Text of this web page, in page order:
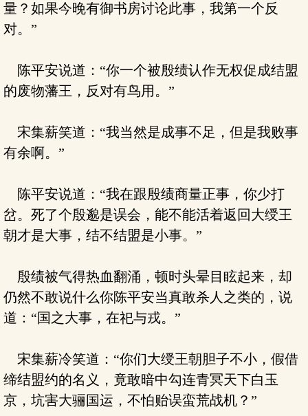
量？如果今晚有御书房讨论此事，我第一个反
对。”
陈平安说道：“你一个被殷绩认作无权促成结盟
的废物藩王，反对有鸟用。”
宋集薪笑道：“我当然是成事不足，但是我败事
有余啊。”
陈平安说道：“我在跟殷绩商量正事，你少打
岔。死了个殷邈是误会，能不能活着返回大绶王
朝才是大事，结不结盟是小事。”
殷绩被气得热血翻涌，顿时头晕目眩起来，却
仍然不敢说什么你陈平安当真敢杀人之类的，说
道：“国之大事，在祀与戎。”
宋集薪冷笑道：“你们大绶王朝胆子不小，假借
缔结盟约的名义，竟敢暗中勾连青冥天下白玉
京，坑害大骊国运，不怕贻误蛮荒战机？”